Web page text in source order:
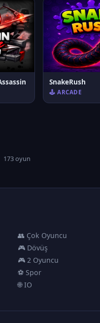
SnakeRush
🕹️ ARCADE
173 oyun
👥 Çok Oyuncu
🎮 Dövüş
🎮 2 Oyuncu
⚽ Spor
🌐 IO